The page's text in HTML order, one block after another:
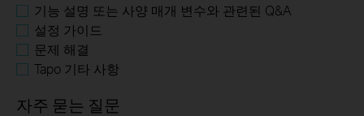
기능 설명 또는 사양 매개 변수와 관련된 Q&A
설정 가이드
문제 해결
Tapo 기타 사항
자주 묻는 질문